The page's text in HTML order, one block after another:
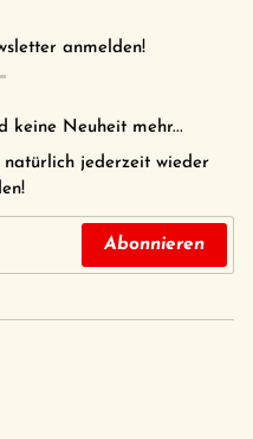
anmelden!
keine Neuheit mehr...
jederzeit wieder
Abonnieren